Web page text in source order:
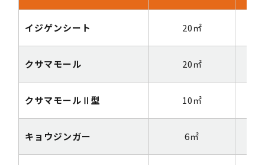
イジゲンシート 20㎡
クサマモール 20㎡
クサマモールⅡ型 10㎡
キョウジンガー 6㎡